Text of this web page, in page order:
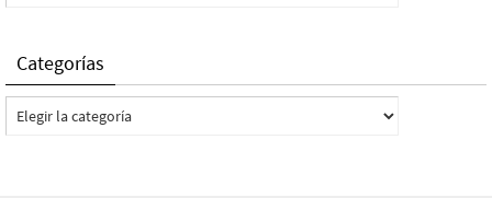
Categorías
Categorías